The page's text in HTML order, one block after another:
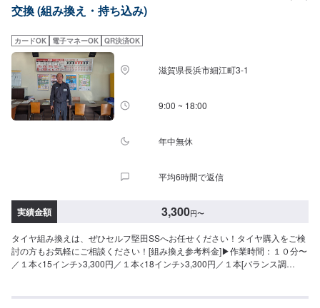
交換 (組み換え・持ち込み)
カードOK 電子マネーOK QR決済OK
滋賀県長浜市細江町3-1
9:00 ~ 18:00
年中無休
平均6時間で返信
実績金額 3,300円〜
タイヤ組み換えは、ぜひセルフ堅田SSへお任せください！タイヤ購入をご検
討の方もお気軽にご相談ください！[組み換え参考料金]▶︎作業時間：１０分〜
／１本<15インチ>3,300円／１本<18インチ>3,300円／１本[バランス調